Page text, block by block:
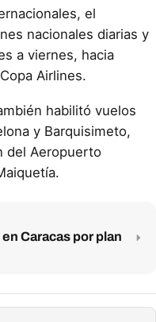
el
nacionales diarias y
a viernes, hacia
Airlines.
habilitó vuelos
y Barquisimeto,
del Aeropuerto
Caracas por plan